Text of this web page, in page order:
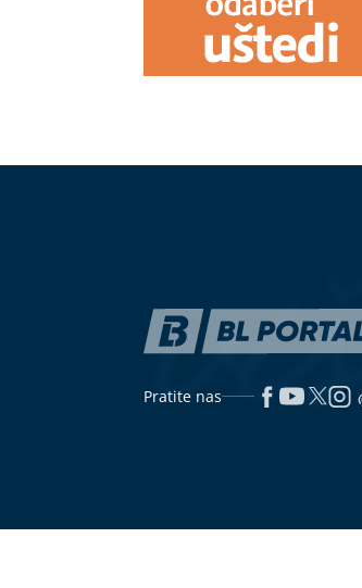
Gasi žeđ, vraća energiju i čuva
crijeva: Kad sunce prži, OVO PIĆE
SPASAVA organizam